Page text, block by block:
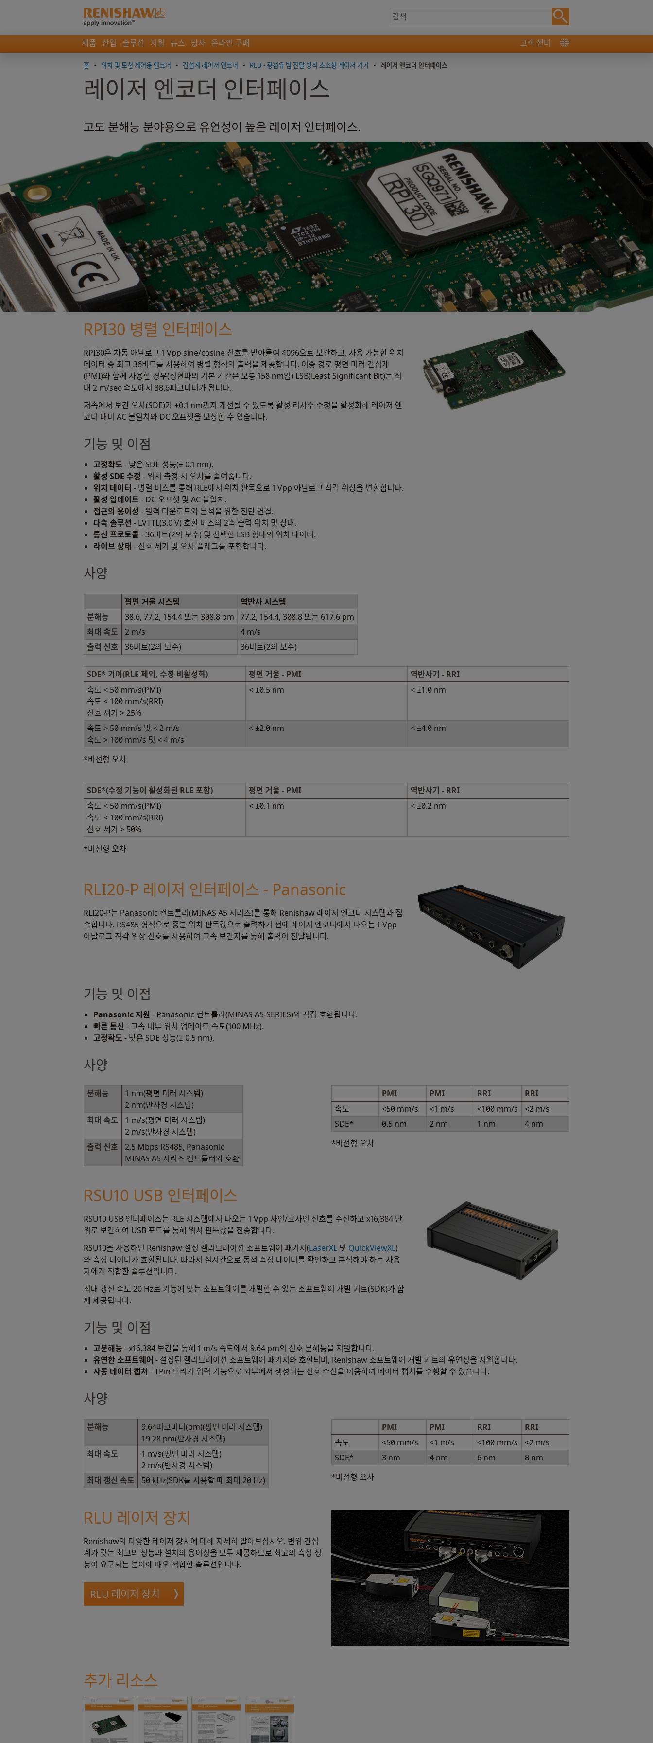
제품 산업 솔루션 지원 뉴스 당사 온라인 구매 고객 센터
홈 - 위치 및 모션 제어용 엔코더 - 간섭계 레이저 엔코더 - RLU - 광섬유 빔 전달 방식 초소형 레이저 기기 - 레이저 엔코더 인터페이스
레이저 엔코더 인터페이스
고도 분해능 분야용으로 유연성이 높은 레이저 인터페이스.
RPI30 병렬 인터페이스
RPI30은 차동 아날로그 1 Vpp sine/cosine 신호를 받아들여 4096으로 보간하고, 사용 가능한 위치
데이터 중 최고 36비트를 사용하여 병렬 형식의 출력을 제공합니다. 이중 경로 평면 미러 간섭계
(PMI)와 함께 사용할 경우(정현파의 기본 기간은 보통 158 nm임) LSB(Least Significant Bit)는 최
대 2 m/sec 속도에서 38.6피코미터가 됩니다.
저속에서 보간 오차(SDE)가 ±0.1 nm까지 개선될 수 있도록 활성 리사주 수정을 활성화해 레이저 엔
코더 대비 AC 불일치와 DC 오프셋을 보상할 수 있습니다.
기능 및 이점
고정확도 - 낮은 SDE 성능(± 0.1 nm).
활성 SDE 수정 - 위치 측정 시 오차를 줄여줍니다.
위치 데이터 - 병렬 버스를 통해 RLE에서 위치 판독으로 1 Vpp 아날로그 직각 위상을 변환합니다.
활성 업데이트 - DC 오프셋 및 AC 불일치.
접근의 용이성 - 원격 다운로드와 분석을 위한 진단 연결.
다축 솔루션 - LVTTL(3.0 V) 호환 버스의 2축 출력 위치 및 상태.
통신 프로토콜 - 36비트(2의 보수) 및 선택한 LSB 형태의 위치 데이터.
라이브 상태 - 신호 세기 및 오차 플래그를 포함합니다.
사양
평면 거울 시스템
역반사 시스템
분해능
38.6, 77.2, 154.4 또는 308.8 pm
77.2, 154.4, 308.8 또는 617.6 pm
최대 속도
2 m/s
4 m/s
출력 신호
36비트(2의 보수) 36비트(2의 보수)
SDE* 기여(RLE 제외, 수정 비활성화) 평면 거울 - PMI
역반사기 - RRI
속도 < 50 mm/s(PMI)
속도 < 100 mm/s(RRI)
신호 세기 > 25%
< ±0.5 nm < ±1.0 nm
속도 > 50 mm/s 및 < 2 m/s
속도 > 100 mm/s 및 < 4 m/s
< ±2.0 nm < ±4.0 nm
*비선형 오차
SDE*(수정 기능이 활성화된 RLE 포함) 평면 거울 - PMI
역반사기 - RRI
속도 < 50 mm/s(PMI)
속도 < 100 mm/s(RRI)
신호 세기 > 50%
< ±0.1 nm < ±0.2 nm
*비선형 오차
RLI20-P 레이저 인터페이스 - Panasonic
RLI20-P는 Panasonic 컨트롤러(MINAS A5 시리즈)를 통해 Renishaw 레이저 엔코더 시스템과 접
속합니다. RS485 형식으로 증분 위치 판독값으로 출력하기 전에 레이저 엔코더에서 나오는 1 Vpp
아날로그 직각 위상 신호를 사용하여 고속 보간자를 통해 출력이 전달됩니다.
기능 및 이점
Panasonic 지원 - Panasonic 컨트롤러(MINAS A5-SERIES)와 직접 호환됩니다.
빠른 통신 - 고속 내부 위치 업데이트 속도(100 MHz).
고정확도 - 낮은 SDE 성능(± 0.5 nm).
사양
분해능
1 nm(평면 미러 시스템)
2 nm(반사경 시스템)
최대 속도
1 m/s(평면 미러 시스템)
2 m/s(반사경 시스템)
출력 신호
2.5 Mbps RS485, Panasonic
MINAS A5 시리즈 컨트롤러와 호환
PMI PMI RRI
RRI
속도
<50 mm/s <1 m/s <100 mm/s
<2 m/s
SDE*
0.5 nm 2 nm 1 nm
4 nm
*비선형 오차
RSU10 USB 인터페이스
RSU10 USB 인터페이스는 RLE 시스템에서 나오는 1 Vpp 사인/코사인 신호를 수신하고 x16,384 단
위로 보간하여 USB 포트를 통해 위치 판독값을 전송합니다.
RSU10을 사용하면 Renishaw 설정 캘리브레이션 소프트웨어 패키지(LaserXL 및 QuickViewXL)
와 측정 데이터가 호환됩니다. 따라서 실시간으로 동적 측정 데이터를 확인하고 분석해야 하는 사용
자에게 적합한 솔루션입니다.
최대 갱신 속도 20 Hz로 기능에 맞는 소프트웨어를 개발할 수 있는 소프트웨어 개발 키트(SDK)가 함
께 제공됩니다.
기능 및 이점
고분해능 - x16,384 보간을 통해 1 m/s 속도에서 9.64 pm의 신호 분해능을 지원합니다.
유연한 소프트웨어 - 설정된 캘리브레이션 소프트웨어 패키지와 호환되며, Renishaw 소프트웨어 개발 키트의 유연성을 지원합니다.
자동 데이터 캡처 - TPin 트리거 입력 기능으로 외부에서 생성되는 신호 수신을 이용하여 데이터 캡처를 수행할 수 있습니다.
사양
분해능
9.64피코미터(pm)(평면 미러 시스템)
19.28 pm(반사경 시스템)
최대 속도
1 m/s(평면 미러 시스템)
2 m/s(반사경 시스템)
최대 갱신 속도
50 kHz(SDK를 사용할 때 최대 20 Hz)
PMI PMI RRI
RRI
속도
<50 mm/s <1 m/s <100 mm/s
<2 m/s
SDE*
3 nm 4 nm 6 nm
8 nm
*비선형 오차
RLU 레이저 장치
Renishaw의 다양한 레이저 장치에 대해 자세히 알아보십시오. 변위 간섭
계가 갖는 최고의 성능과 설치의 용이성을 모두 제공하므로 최고의 측정 성
능이 요구되는 분야에 매우 적합한 솔루션입니다.
RLU 레이저 장치
추가 리소스